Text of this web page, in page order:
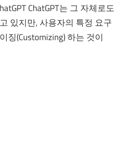
ChatGPT는 그 자체로도
있지만, 사용자의 특정 요구
징(Customizing) 하는 것이